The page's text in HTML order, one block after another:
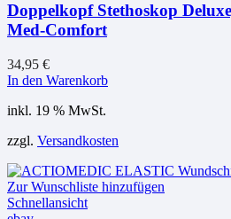
Doppelkopf Stethoskop
Med-Comfort
34,95 €
In den Warenkorb
inkl. 19 % MwSt.
zzgl. Versandkosten
Zur Wunschliste hinzufügen
Schnellansicht